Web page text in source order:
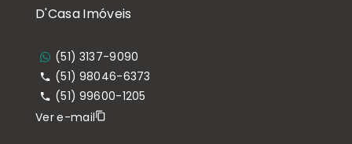
D'Casa Imóveis
(51) 3137-9090
(51) 98046-6373
(51) 99600-1205
Ver e-mail